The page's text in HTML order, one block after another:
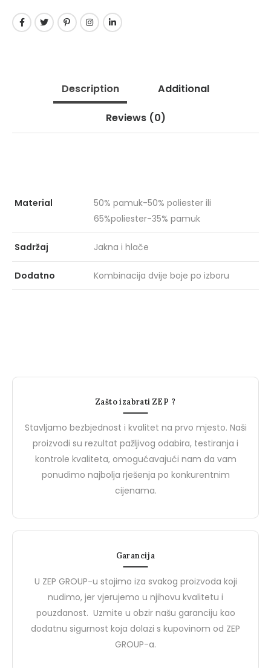
153
Radna dukserica
Flis
27 Marta, 2024 27 Marta, 2024
Description Additional
Reviews (0)
Material
50% pamuk-50% poliester ili
65%poliester-35% pamuk
Sadržaj Jakna i hlače
Dodatno Kombinacija dvije boje po izboru
Zašto izabrati ZEP ?
Stavljamo bezbjednost i kvalitet na prvo mjesto. Naši
proizvodi su rezultat pažljivog odabira, testiranja i
kontrole kvaliteta, omogućavajući nam da vam
ponudimo najbolja rješenja po konkurentnim
cijenama.
Garancija
U ZEP GROUP-u stojimo iza svakog proizvoda koji
nudimo, jer vjerujemo u njihovu kvalitetu i
pouzdanost. Uzmite u obzir našu garanciju kao
dodatnu sigurnost koja dolazi s kupovinom od ZEP
GROUP-a.